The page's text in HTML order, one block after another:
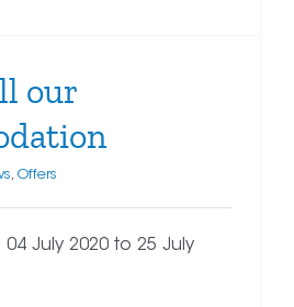
our
, Offers
July 2020 to 25 July